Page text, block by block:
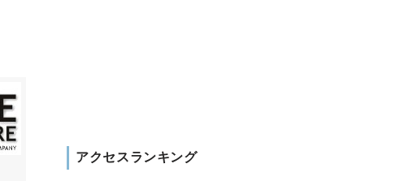
アクセスランキング